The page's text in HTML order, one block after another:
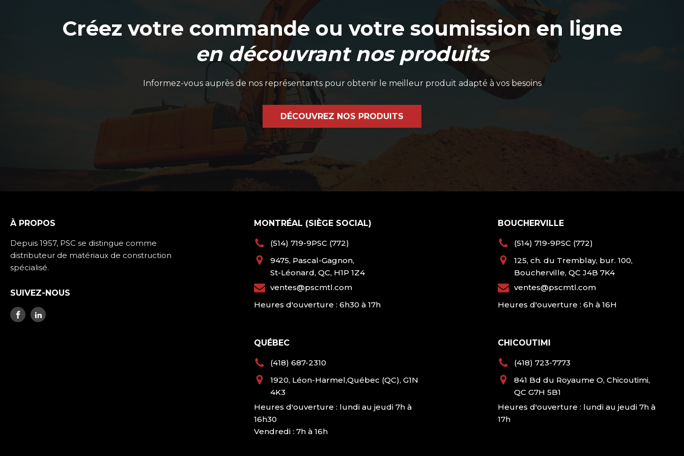
Créez votre commande ou votre soumission en ligne
en découvrant nos produits
Informez-vous auprès de nos représentants pour obtenir le meilleur produit adapté à vos besoins
DÉCOUVREZ NOS PRODUITS
À PROPOS
Depuis 1957, PSC se distingue comme
distributeur de matériaux de construction
spécialisé.
SUIVEZ-NOUS
MONTRÉAL (SIÈGE SOCIAL)
(514) 719-9PSC (772)
9475, Pascal-Gagnon,
St-Léonard, QC, H1P 1Z4
ventes@pscmtl.com
Heures d'ouverture : 6h30 à 17h
QUÉBEC
(418) 687-2310
1920, Léon-Harmel,Québec (QC), G1N
4K3
Heures d'ouverture : lundi au jeudi 7h à
16h30
Vendredi : 7h à 16h
BOUCHERVILLE
(514) 719-9PSC (772)
125, ch. du Tremblay, bur. 100,
Boucherville, QC J4B 7K4
ventes@pscmtl.com
Heures d'ouverture : 6h à 16H
CHICOUTIMI
(418) 723-7773
841 Bd du Royaume O, Chicoutimi,
QC G7H 5B1
Heures d'ouverture : lundi au jeudi 7h à
17h